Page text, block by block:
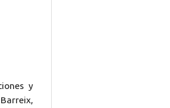
y